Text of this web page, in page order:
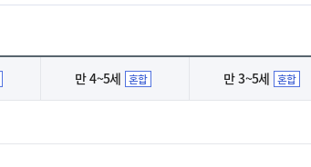
만 4~5세 혼합 만 3~5세 혼합